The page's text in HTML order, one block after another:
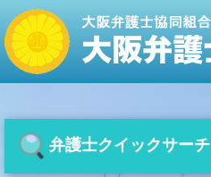
弁護士クイックサーチ